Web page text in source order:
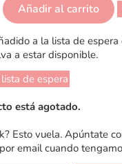
Añadir al carrito
a la lista de
a estar disponible.
de espera
está agotado.
Esto vuela. Apúntate
email cuando